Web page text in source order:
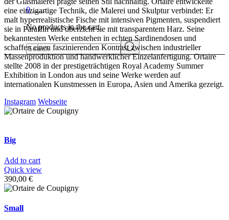
0
No products in the cart.
Search
eine einzigartige Technik, die Malerei und Skulptur verbindet: Er
malt hyperrealistische Fische mit intensiven Pigmenten, suspendiert
sie in Paraffin und überzieht sie mit transparentem Harz. Seine
bekanntesten Werke entstehen in echten Sardinendosen und
schaffen einen faszinierenden Kontrast zwischen industrieller
Massenproduktion und handwerklicher Einzelanfertigung. Ortaire
stellte 2008 in der prestigeträchtigen Royal Academy Summer
Exhibition in London aus und seine Werke werden auf
internationalen Kunstmessen in Europa, Asien und Amerika gezeigt.
Instagram Webseite
Big
Add to cart
Quick view
390,00 €
Small